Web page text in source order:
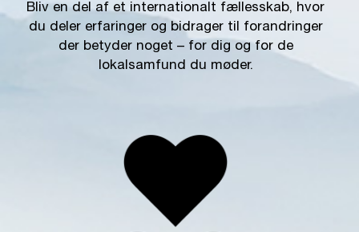
Bliv en del af et internationalt fællesskab, hvor
du deler erfaringer og bidrager til forandringer
der betyder noget – for dig og for de
lokalsamfund du møder.